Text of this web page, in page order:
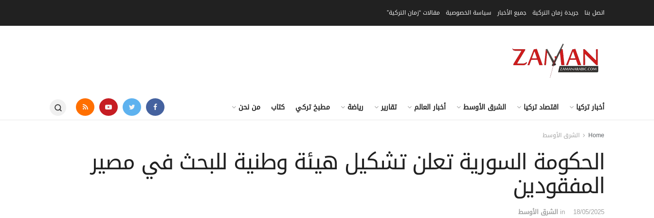
اتصل بنا جريدة زمان التركية جميع الأخبار سياسة الخصوصية مقالات “زمان التركية”
أخبار تركيا اقتصاد تركيا الشرق الأوسط أخبار العالم تقارير رياضة مطبخ تركي كتاب من نحن
Home الشرق الأوسط
الحكومة السورية تعلن تشكيل هيئة وطنية للبحث في مصير
المفقودين
18/05/2025
in الشرق الأوسط